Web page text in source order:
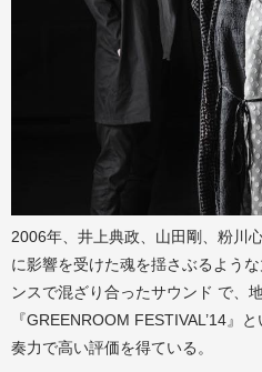
2006年、井上典政、山田剛、粉川
に影響を受けた魂を揺さぶるよう
ンスで混ざり合ったサウンド で、
『GREENROOM FESTIVAL’14』
奏力で高い評価を得ている。